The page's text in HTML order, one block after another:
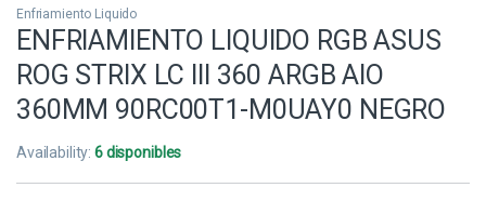
Enfriamiento Liquido
ENFRIAMIENTO LIQUIDO RGB ASUS
ROG STRIX LC III 360 ARGB AIO
360MM 90RC00T1-M0UAY0 NEGRO
Availability:6 disponibles